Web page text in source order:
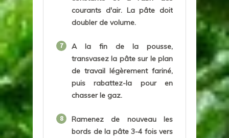
courants d'air. La pâte doit
doubler de volume.
7
A la fin de la pousse,
transvasez la pâte sur le plan
de travail légèrement fariné,
puis rabattez-la pour en
chasser le gaz.
8
Ramenez de nouveau les
bords de la pâte 3-4 fois vers